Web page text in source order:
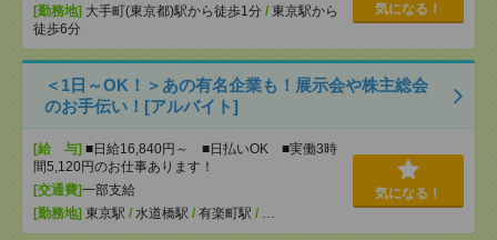
[勤務地] 大手町(東京都)駅から徒歩1分 / 東京駅から
徒歩6分
気になる！
＜1日～OK！＞あの有名企業も！展示会や株主総会
のお手伝い！[アルバイト]
[給 与] ■日給16,840円～ ■日払いOK ■実働3時
間5,120円のお仕事あります！
[交通費]一部支給
[勤務地] 東京駅 / 水道橋駅 / 有楽町駅 / …
気になる！